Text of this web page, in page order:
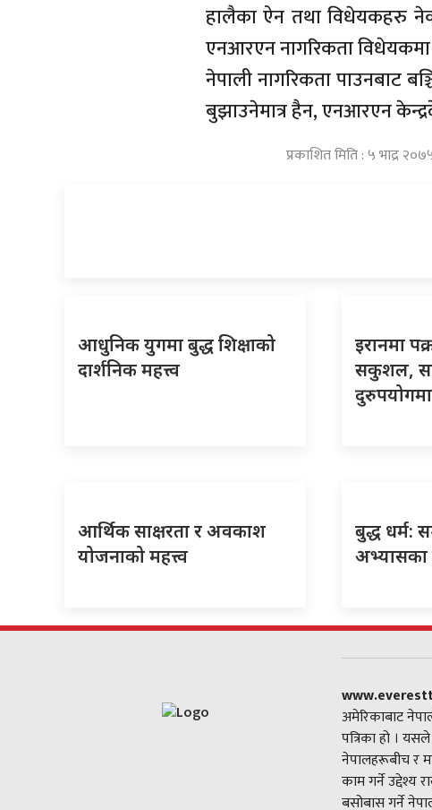
हालैका ऐन तथा विधेयकहरु
एनआरएन नागरिकता
नेपाली नागरिकता पाउनबाट
बुझाउनेमात्र हैन, एनआरएन
प्रकाशित मिति : ५ भाद्र
आधुनिक युगमा बुद्ध शिक्षाको
दार्शनिक महत्त्व
इरानमा
सकुशल,
आर्थिक साक्षरता र अवकाश
योजनाको महत्त्व
बुद्ध धर्म:
अभ्यासका
अमेरिकाबाट
पत्रिका हो ।
नेपालहरूबीच र
काम गर्ने उद्देश्य
बसोबास गर्ने